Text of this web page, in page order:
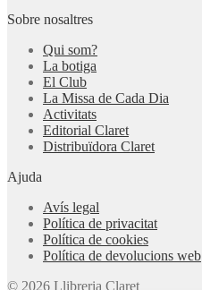
Sobre nosaltres
Qui som?
La botiga
El Club
La Missa de Cada Dia
Activitats
Editorial Claret
Distribuïdora Claret
Ajuda
Avís legal
Política de privacitat
Política de cookies
Política de devolucions web
© 2026 Llibreria Claret